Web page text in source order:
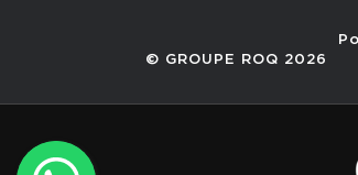
© GROUPE ROQ 2026